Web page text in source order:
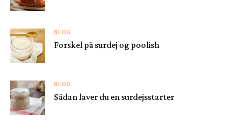
BLOG
Forskel på surdej og poolish
BLOG
Sådan laver du en surdejsstarter